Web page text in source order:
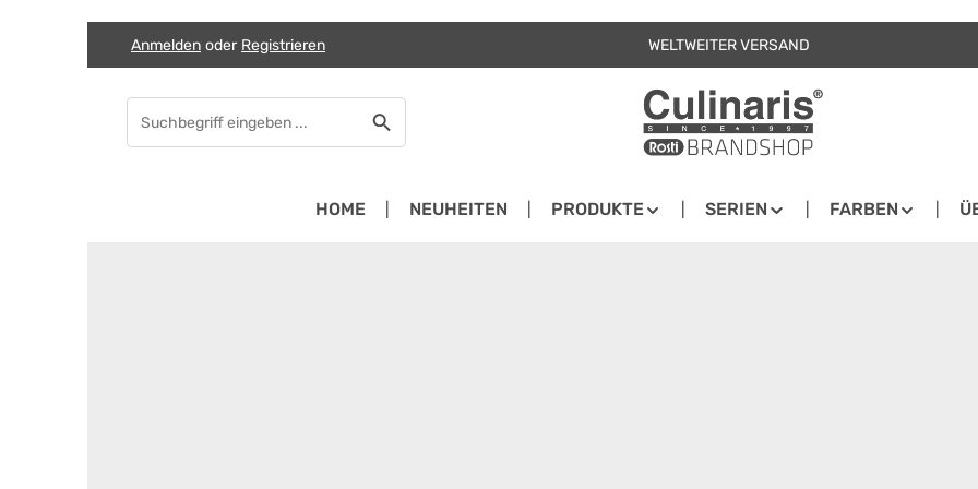
Zum Hauptinhalt springen
Zur Suche springen
Zur Hauptnavigation springen
Anmelden oder Registrieren WELTWEITER VERSAND
HOME NEUHEITEN PRODUKTE SERIEN FARBEN